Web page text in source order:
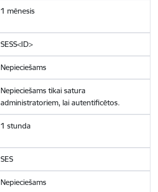
1 mēnesis
SESS<ID>
Nepieciešams
Nepieciešams tikai satura
administratoriem, lai autentificētos.
1 stunda
SES
Nepieciešams